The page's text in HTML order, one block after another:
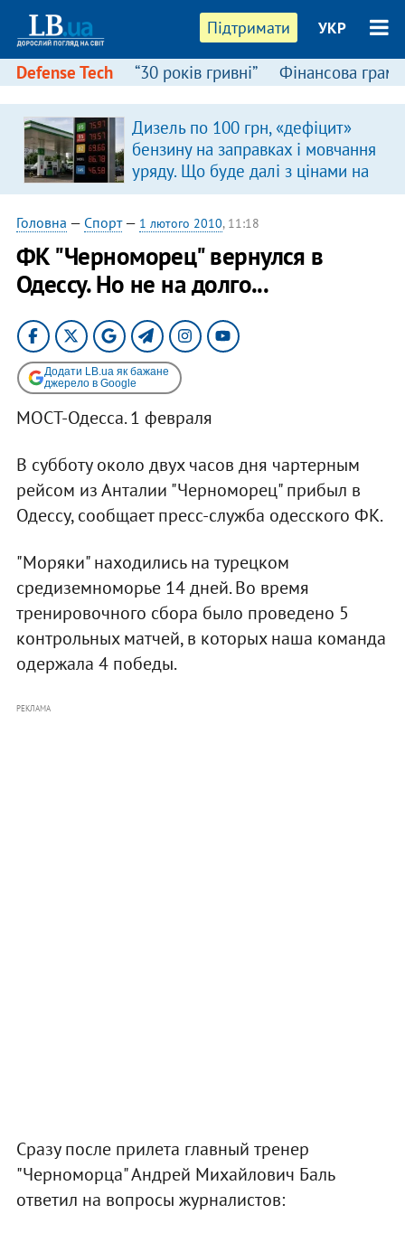
Підтримати УКР
Defense Tech “30 років гривні” Фінансова
Дизель по 100 грн, «дефіцит»
бензину на заправках і мовчання
уряду. Що буде далі з цінами на
пальне?
Головна — Спорт— 1 лютого 2010, 11:18
ФК "Черноморец" вернулся в
Одессу. Но не на долго...
Додати LB.ua як бажане
джерело в Google
МОСТ-Одесса. 1 февраля
В субботу около двух часов дня чартерным
рейсом из Анталии "Черноморец" прибыл в
Одессу, сообщает пресс-служба одесского ФК.
"Моряки" находились на турецком
средиземноморье 14 дней. Во время
тренировочного сбора было проведено 5
контрольных матчей, в которых наша команда
одержала 4 победы.
РЕКЛАМА
Сразу после прилета главный тренер
"Черноморца" Андрей Михайлович Баль
ответил на вопросы журналистов: